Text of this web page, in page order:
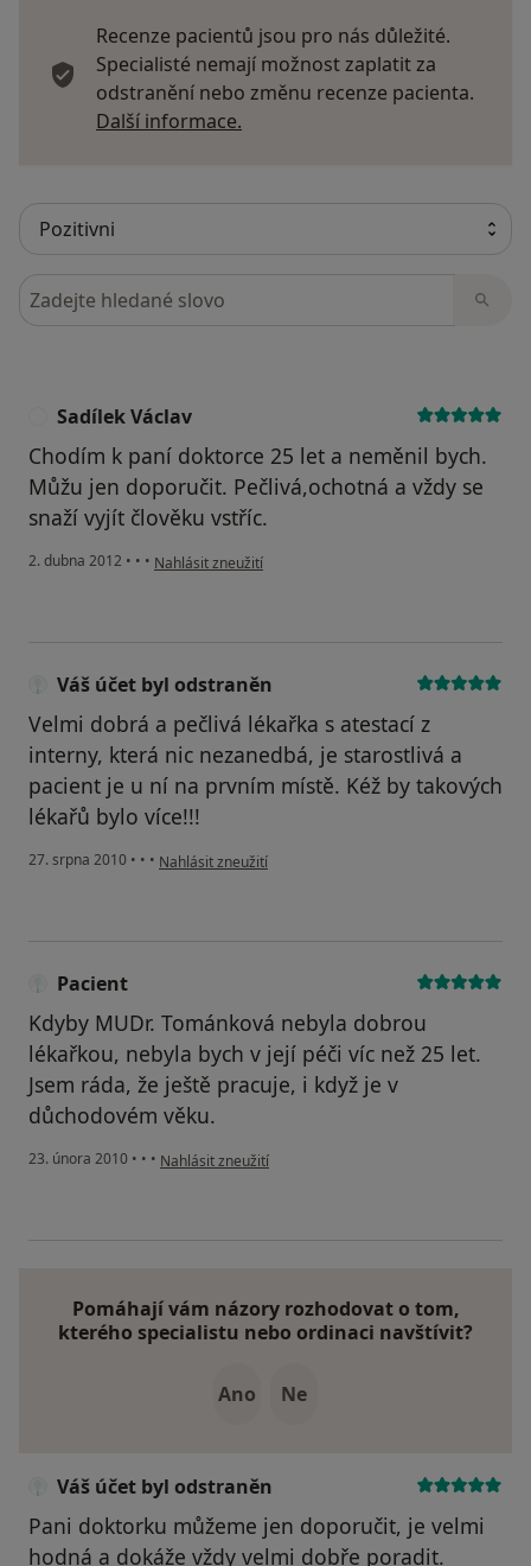
Recenze pacientů jsou pro nás důležité.
Specialisté nemají možnost zaplatit za
odstranění nebo změnu recenze pacienta.
Další informace.
Hledejte v názorech
Sadílek Václav
Chodím k paní doktorce 25 let a neměnil bych.
Můžu jen doporučit. Pečlivá,ochotná a vždy se
snaží vyjít člověku vstříc.
2. dubna 2012 • • • podle názoru uživatele Sadílek Václav
Nahlásit zneužití
Váš účet byl odstraněn
Velmi dobrá a pečlivá lékařka s atestací z
interny, která nic nezanedbá, je starostlivá a
pacient je u ní na prvním místě. Kéž by takových
lékařů bylo více!!!
27. srpna 2010 • • • podle názoru uživatele Váš účet byl odstraněn
Nahlásit zneužití
Pacient
Kdyby MUDr. Tománková nebyla dobrou
lékařkou, nebyla bych v její péči víc než 25 let.
Jsem ráda, že ještě pracuje, i když je v
důchodovém věku.
23. února 2010 • • • podle názoru uživatele Pacient
Nahlásit zneužití
Pomáhají vám názory rozhodovat o tom,
kterého specialistu nebo ordinaci navštívit?
Ano Ne
Váš účet byl odstraněn
Pani doktorku můžeme jen doporučit, je velmi
hodná a dokáže vždy velmi dobře poradit.